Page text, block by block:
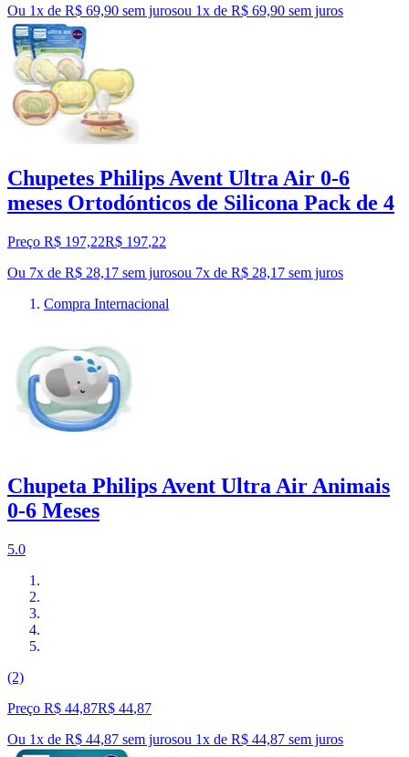
Ou 1x de R$ 69,90 sem jurosou 1x de R$ 69,90 sem juros
Chupetes Philips Avent Ultra Air 0-6
meses Ortodónticos de Silicona Pack de 4
Preço R$ 197,22R$ 197,22
Ou 7x de R$ 28,17 sem jurosou 7x de R$ 28,17 sem juros
Compra Internacional
Chupeta Philips Avent Ultra Air Animais
0-6 Meses
5.0
(2)
Preço R$ 44,87R$ 44,87
Ou 1x de R$ 44,87 sem jurosou 1x de R$ 44,87 sem juros